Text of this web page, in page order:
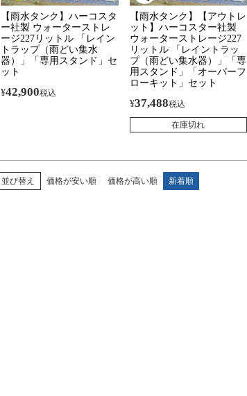
【雨水タンク】ハーコスタ
ー社製 ウォーターストレ
ージ227リットル 「レイン
トラップ（雨どい集水
器）」「専用スタンド」セ
ット
¥42,900税込
【雨水タンク】【アウトレ
ット】ハーコスター社製
ウォーターストレージ227
リットル 「レイントラッ
プ（雨どい集水器）」「専
用スタンド」「オーバーフ
ローキット」セット
¥37,488税込
在庫切れ
並び替え 価格が安い順 価格が高い順 新着順